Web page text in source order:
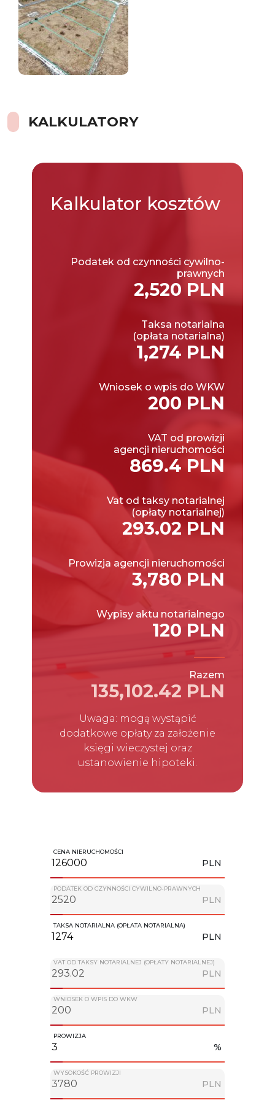
KALKULATORY
Kalkulator kosztów
Podatek od czynności cywilno-
prawnych
2,520 PLN
Taksa notarialna
(opłata notarialna)
1,274 PLN
Wniosek o wpis do WKW
200 PLN
VAT od prowizji
agencji nieruchomości
869.4 PLN
Vat od taksy notarialnej
(opłaty notarialnej)
293.02 PLN
Prowizja agencji nieruchomości
3,780 PLN
Wypisy aktu notarialnego
120 PLN
Razem
135,102.42 PLN
Uwaga: mogą wystąpić
dodatkowe opłaty za założenie
księgi wieczystej oraz
ustanowienie hipoteki.
CENA NIERUCHOMOŚCI
PLN
PODATEK OD CZYNNOŚCI CYWILNO-PRAWNYCH
PLN
TAKSA NOTARIALNA (OPŁATA NOTARIALNA)
PLN
VAT OD TAKSY NOTARIALNEJ (OPŁATY NOTARIALNEJ)
PLN
WNIOSEK O WPIS DO WKW
PLN
PROWIZJA
%
WYSOKOŚĆ PROWIZJI
PLN